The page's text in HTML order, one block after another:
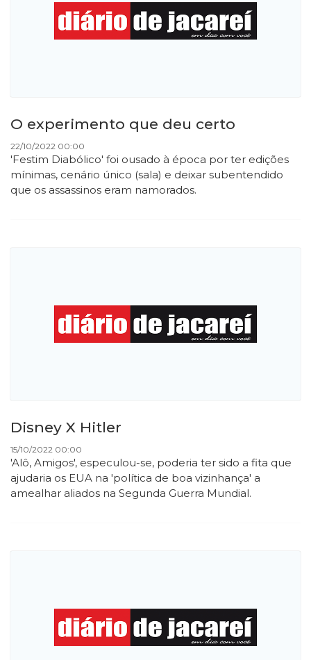
O experimento que deu certo
22/10/2022 00:00
'Festim Diabólico' foi ousado à época por ter edições
mínimas, cenário único (sala) e deixar subentendido
que os assassinos eram namorados.
Disney X Hitler
15/10/2022 00:00
'Alô, Amigos', especulou-se, poderia ter sido a fita que
ajudaria os EUA na 'política de boa vizinhança' a
amealhar aliados na Segunda Guerra Mundial.